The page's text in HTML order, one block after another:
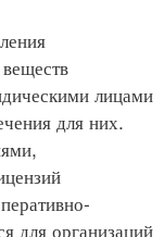
лицами
для них.
для организаций